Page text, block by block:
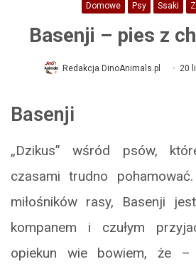
Domowe Psy Ssaki
Basenji – pies z
Redakcja DinoAnimals.pl 20
Basenji
„Dzikus” wśród psów,
czasami trudno
miłośników rasy, Basenji
kompanem i czułym
opiekun wie bowiem, że –